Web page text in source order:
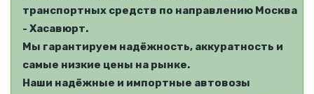
транспортных средств по направлению Москва
- Хасавюрт.
Мы гарантируем надёжность, аккуратность и
самые низкие цены на рынке.
Наши надёжные и импортные автовозы